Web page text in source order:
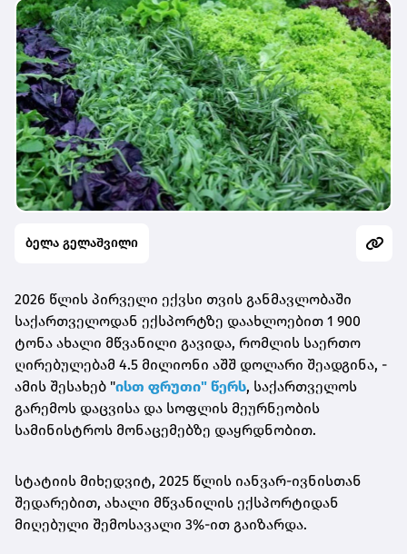
ბელა გელაშვილი
2026 წლის პირველი ექვსი თვის განმავლობაში
საქართველოდან ექსპორტზე დაახლოებით 1 900
ტონა ახალი მწვანილი გავიდა, რომლის საერთო
ღირებულებამ 4.5 მილიონი აშშ დოლარი შეადგინა, -
ამის შესახებ "ისთ ფრუთი" წერს, საქართველოს
გარემოს დაცვისა და სოფლის მეურნეობის
სამინისტროს მონაცემებზე დაყრდნობით.
სტატიის მიხედვიტ, 2025 წლის იანვარ-ივნისთან
შედარებით, ახალი მწვანილის ექსპორტიდან
მიღებული შემოსავალი 3%-ით გაიზარდა.